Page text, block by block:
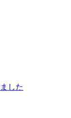
した